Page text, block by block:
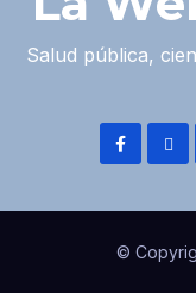
Salud pública,
©